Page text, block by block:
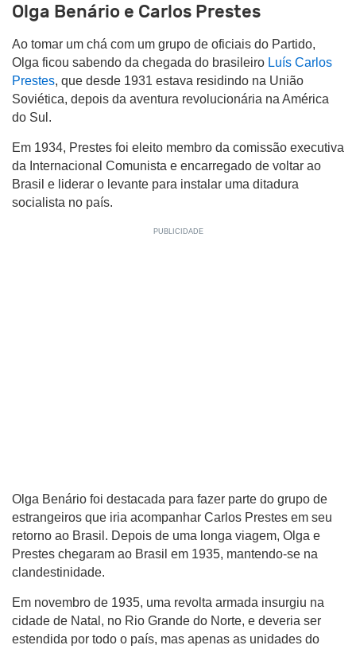
Olga Benário e Carlos Prestes
Ao tomar um chá com um grupo de oficiais do Partido,
Olga ficou sabendo da chegada do brasileiro Luís Carlos
Prestes, que desde 1931 estava residindo na União
Soviética, depois da aventura revolucionária na América
do Sul.
Em 1934, Prestes foi eleito membro da comissão executiva
da Internacional Comunista e encarregado de voltar ao
Brasil e liderar o levante para instalar uma ditadura
socialista no país.
Olga Benário foi destacada para fazer parte do grupo de
estrangeiros que iria acompanhar Carlos Prestes em seu
retorno ao Brasil. Depois de uma longa viagem, Olga e
Prestes chegaram ao Brasil em 1935, mantendo-se na
clandestinidade.
Em novembro de 1935, uma revolta armada insurgiu na
cidade de Natal, no Rio Grande do Norte, e deveria ser
estendida por todo o país, mas apenas as unidades do